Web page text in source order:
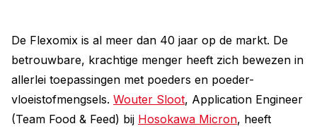
De Flexomix is al meer dan 40 jaar op de markt. De
betrouwbare, krachtige menger heeft zich bewezen in
allerlei toepassingen met poeders en poeder-
vloeistofmengsels. Wouter Sloot, Application Engineer
(Team Food & Feed) bij Hosokawa Micron, heeft